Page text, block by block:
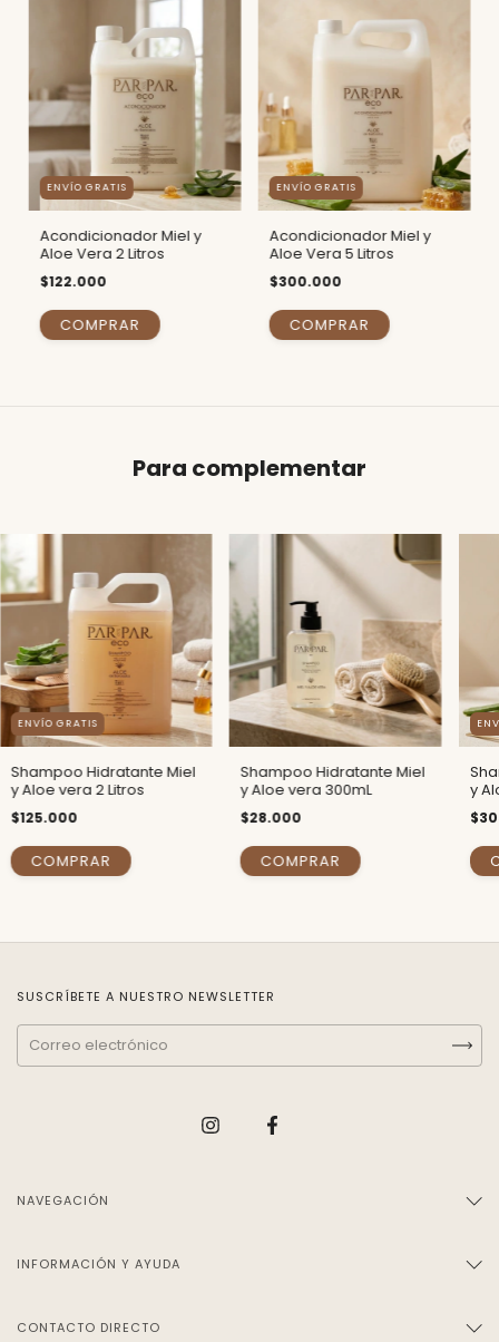
ENVÍO GRATIS
Acondicionador Miel y
Aloe Vera 2 Litros
$122.000
ENVÍO GRATIS
Acondicionador Miel y
Aloe Vera 5 Litros
$300.000
Para complementar
ENVÍO GRATIS
Shampoo Hidratante Miel
y Aloe vera 2 Litros
$125.000
Shampoo Hidratante Miel
y Aloe vera 300mL
$28.000
y
SUSCRÍBETE A NUESTRO NEWSLETTER
NAVEGACIÓN
INFORMACIÓN Y AYUDA
CONTACTO DIRECTO